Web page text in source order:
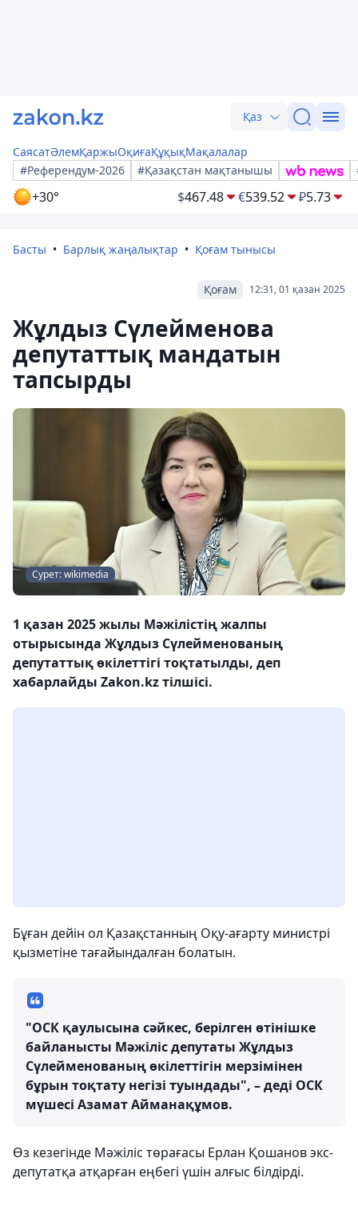
Қаз
СаясатӘлемҚаржыОқиғаҚұқықМақалалар
#Референдум-2026
#Қазақстан мақтанышы
+30° $467.48 €539.52 ₽5.73
Басты Барлық жаңалықтар Қоғам тынысы
12:31, 01 қазан 2025
Қоғам
Жұлдыз Сүлейменова
депутаттық мандатын
тапсырды
Сурет: wikimedia
1 қазан 2025 жылы Мәжілістің жалпы
отырысында Жұлдыз Сүлейменованың
депутаттық өкілеттігі тоқтатылды, деп
хабарлайды Zakon.kz тілшісі.
Бұған дейін ол Қазақстанның Оқу-ағарту министрі
қызметіне тағайындалған болатын.
"ОСК қаулысына сәйкес, берілген өтінішке
байланысты Мәжіліс депутаты Жұлдыз
Сүлейменованың өкілеттігін мерзімінен
бұрын тоқтату негізі туындады", – деді ОСК
мүшесі Азамат Айманақұмов.
Өз кезегінде Мәжіліс төрағасы Ерлан Қошанов экс-
депутатқа атқарған еңбегі үшін алғыс білдірді.